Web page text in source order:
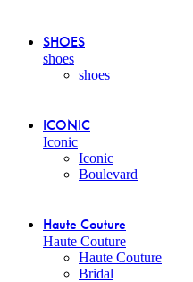
SHOES
shoes
shoes
ICONIC
Iconic
Iconic
Boulevard
Haute Couture
Haute Couture
Haute Couture
Bridal